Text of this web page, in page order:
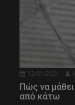
12/01/2021
Πώς να
από κάτω